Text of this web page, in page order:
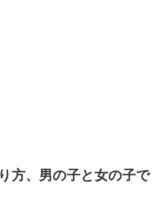
方、男の子と女の子で